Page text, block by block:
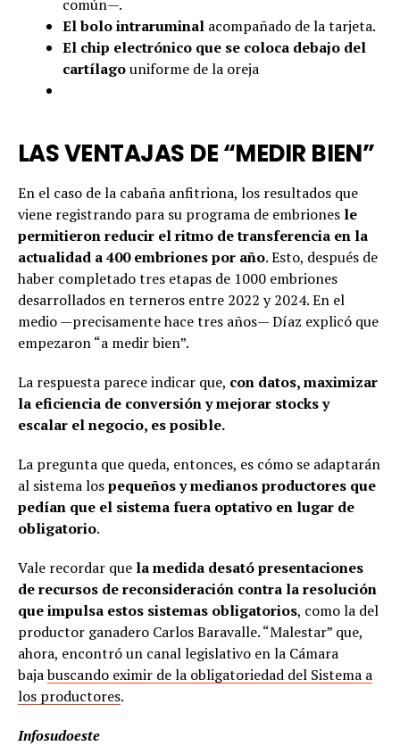
común—.
El bolo intraruminal acompañado de la tarjeta.
El chip electrónico que se coloca debajo del
cartílagouniforme de la oreja
LAS VENTAJAS DE “MEDIR BIEN”
En el caso de la cabaña anfitriona, los resultados que
viene registrando para su programa de embriones le
permitieron reducir el ritmo de transferencia en la
actualidad a 400 embriones por año. Esto, después de
haber completado tres etapas de 1000 embriones
desarrollados en terneros entre 2022 y 2024. En el
medio —precisamente hace tres años— Díaz explicó que
empezaron “a medir bien”.
La respuesta parece indicar que, con datos, maximizar
la eficiencia de conversión y mejorar stocks y
escalar el negocio, es posible.
La pregunta que queda, entonces, es cómo se adaptarán
al sistema lospequeños y medianos productores que
pedían que el sistema fuera optativo en lugar de
obligatorio.
Vale recordar que la medida desató presentaciones
de recursos de reconsideración contra la resolución
que impulsa estos sistemas obligatorios, como la del
productor ganadero Carlos Baravalle. “Malestar” que,
ahora, encontró un canal legislativo en la Cámara
bajabuscando eximir de la obligatoriedad del Sistema a
los productores.
Infosudoeste